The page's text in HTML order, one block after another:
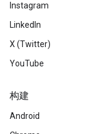
Instagram
LinkedIn
X (Twitter)
YouTube
构建
Android